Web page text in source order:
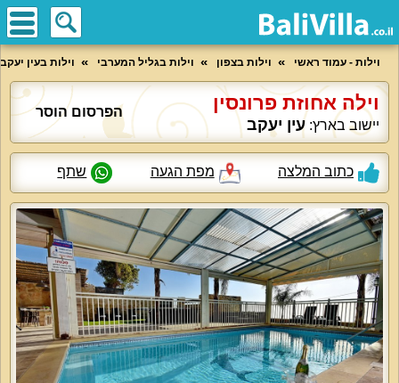
וילות - עמוד ראשי וילות בצפון וילות בגליל המערבי וילות בעין יעקב
וילה אחוזת פרונסין
יישוב בארץ: עין יעקב
הפרסום הוסר
כתוב המלצה מפת הגעה שתף